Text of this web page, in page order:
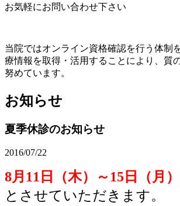
お気軽にお問い合わせ下さい
当院ではオンライン資格確認を行う体制
療情報を取得・活用することにより、質
努めています。
お知らせ
夏季休診のお知らせ
2016/07/22
8月11日（木）～15日（月）
とさせていただきます。